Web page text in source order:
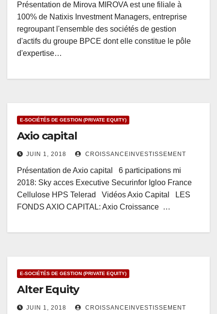
Présentation de Mirova MIROVA est une filiale à
100% de Natixis Investment Managers, entreprise
regroupant l'ensemble des sociétés de gestion
d'actifs du groupe BPCE dont elle constitue le pôle
d'expertise…
E-SOCIÉTÉS DE GESTION (PRIVATE EQUITY)
Axio capital
JUIN 1, 2018 CROISSANCEINVESTISSEMENT
Présentation de Axio capital 6 participations mi
2018: Sky acces Executive Securinfor Igloo France
Cellulose HPS Telerad Vidéos Axio Capital LES
FONDS AXIO CAPITAL: Axio Croissance …
E-SOCIÉTÉS DE GESTION (PRIVATE EQUITY)
Alter Equity
JUIN 1, 2018 CROISSANCEINVESTISSEMENT